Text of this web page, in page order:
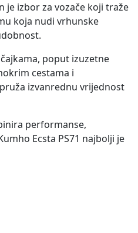
je izbor za vozače koji traže
koja nudi vrhunske
poput izuzetne
cestama i
izvanrednu vrijednost
performanse,
Ecsta PS71 najbolji je